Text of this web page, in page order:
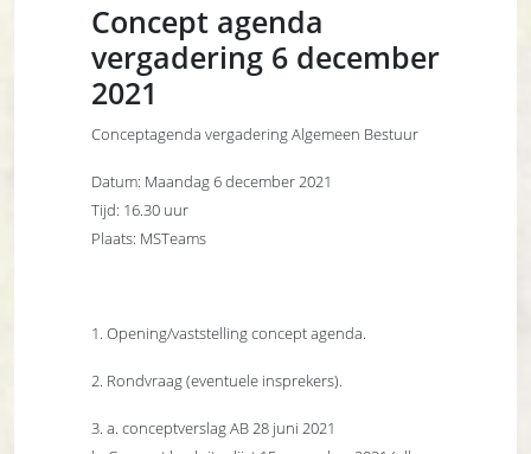
Concept agenda
vergadering 6 december
2021
Conceptagenda vergadering Algemeen Bestuur
Datum: Maandag 6 december 2021
Tijd: 16.30 uur
Plaats: MSTeams
1. Opening/vaststelling concept agenda.
2. Rondvraag (eventuele insprekers).
3. a. conceptverslag AB 28 juni 2021